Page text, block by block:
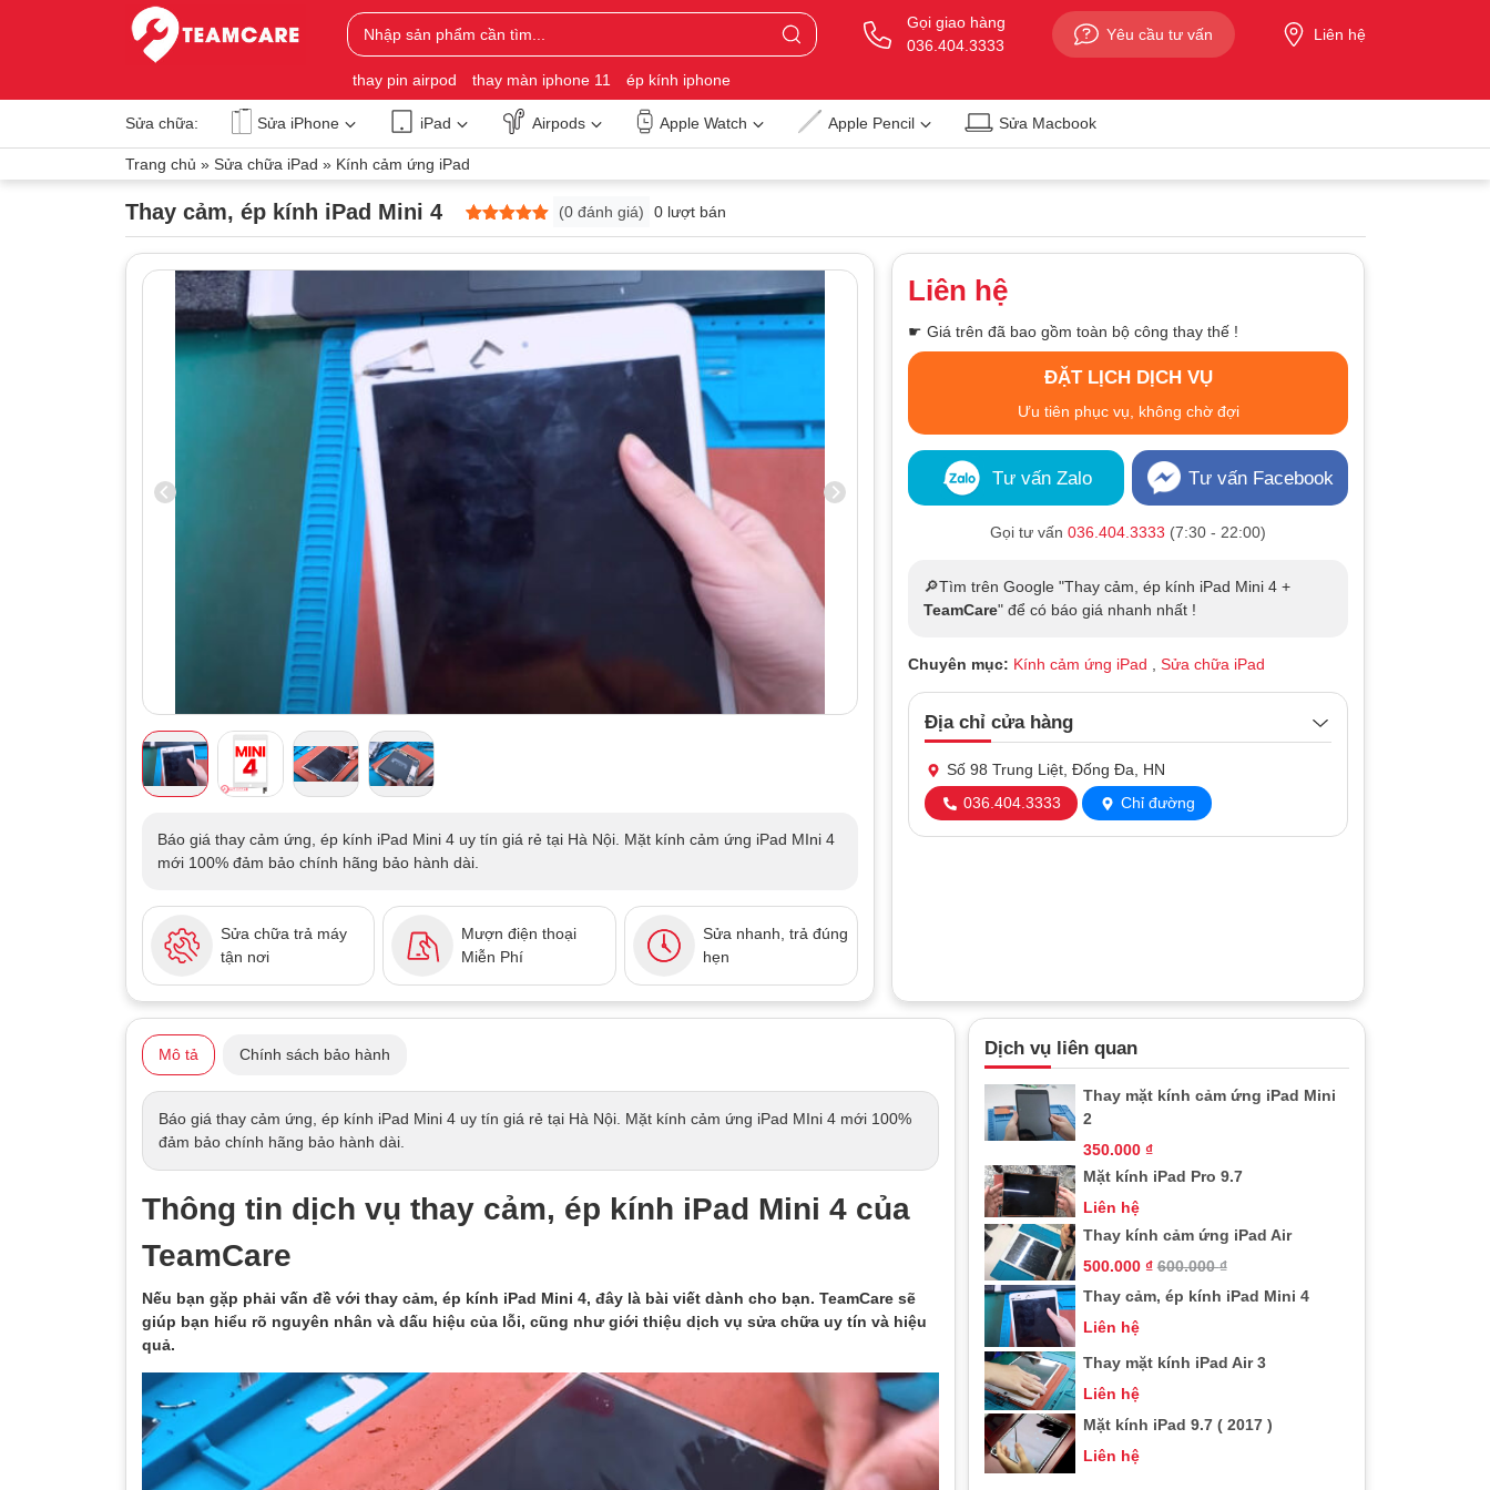
Gọi giao hàng
036.404.3333
Yêu cầu tư vấn Liên hệ
thay pin airpod thay màn iphone 11 ép kính iphone
Sửa chữa: Sửa iPhone iPad Airpods Apple Watch Apple Pencil Sửa Macbook
Trang chủ » Sửa chữa iPad » Kính cảm ứng iPad
Thay cảm, ép kính iPad Mini 4
5trên 5
dựa trên
0
đánh giá
(0 đánh giá) 0 lượt bán
Báo giá thay cảm ứng, ép kính iPad Mini 4 uy tín giá rẻ tại Hà Nội. Mặt kính cảm ứng iPad MIni 4
mới 100% đảm bảo chính hãng bảo hành dài.
Sửa chữa trả máy
tận nơi
Mượn điện thoại
Miễn Phí
Sửa nhanh, trả đúng
hẹn
Liên hệ
☛ Giá trên đã bao gồm toàn bộ công thay thế !
ĐẶT LỊCH DỊCH VỤ
Ưu tiên phục vụ, không chờ đợi
Tư vấn Zalo Tư vấn Facebook
Gọi tư vấn036.404.3333 (7:30 - 22:00)
🔎Tìm trên Google "Thay cảm, ép kính iPad Mini 4 +
TeamCare" để có báo giá nhanh nhất !
Chuyên mục: Kính cảm ứng iPad ,Sửa chữa iPad
Địa chỉ cửa hàng
Số 98 Trung Liệt, Đống Đa, HN
036.404.3333
Chỉ đường
Mô tả Chính sách bảo hành
Báo giá thay cảm ứng, ép kính iPad Mini 4 uy tín giá rẻ tại Hà Nội. Mặt kính cảm ứng iPad MIni 4 mới 100%
đảm bảo chính hãng bảo hành dài.
Thông tin dịch vụ thay cảm, ép kính iPad Mini 4 của
TeamCare
Nếu bạn gặp phải vấn đề với thay cảm, ép kính iPad Mini 4, đây là bài viết dành cho bạn. TeamCare sẽ
giúp bạn hiểu rõ nguyên nhân và dấu hiệu của lỗi, cũng như giới thiệu dịch vụ sửa chữa uy tín và hiệu
quả.
Dịch vụ liên quan
Thay mặt kính cảm ứng iPad Mini
2
350.000 ₫
Mặt kính iPad Pro 9.7
Liên hệ
Thay kính cảm ứng iPad Air
500.000 ₫ 600.000₫
Thay cảm, ép kính iPad Mini 4
Liên hệ
Thay mặt kính iPad Air 3
Liên hệ
Mặt kính iPad 9.7 ( 2017 )
Liên hệ